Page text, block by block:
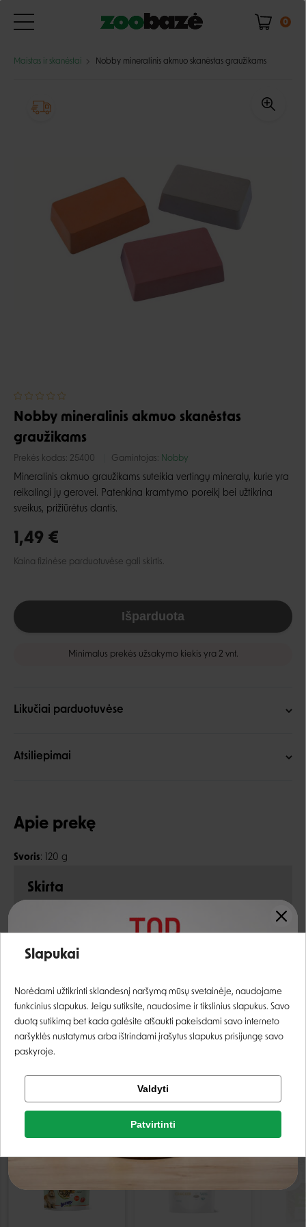
0
Maistas ir skanėstai Nobby mineralinis akmuo skanėstas graužikams
Nobby mineralinis akmuo skanėstas
graužikams
Prekės kodas: 25400 Gamintojas: Nobby
Mineralinis akmuo graužikams suteikia vertingų mineralų, kurie yra
reikalingi jų gerovei. Patenkina kramtymo poreikį bei užtikrina
sveikus, prižiūrėtus dantis.
1,49 €
Kaina fizinėse parduotuvėse gali skirtis.
Išparduota
Minimalus prekės užsakymo kiekis yra 2 vnt.
Likučiai parduotuvėse
Atsiliepimai
Rašyti atsiliepimą
Apie prekę
Svoris: 120 g
Skirta
Graužiko rūšis
ŽIURKĖNAI
Graužikų pašaro
PANAŠIOS PREKĖS
Rašyti atsiliepimą
Registruotis
Facebook
Negalite prisijungti prie paskyros?
Slapukai
Norėdami užtikrinti sklandesnį naršymą mūsų svetainėje, naudojame
funkcinius slapukus. Jeigu sutiksite, naudosime ir tikslinius slapukus. Savo
duotą sutikimą bet kada galėsite atšaukti pakeisdami savo interneto
naršyklės nustatymus arba ištrindami įrašytus slapukus prisijungę savo
paskyroje.
Valdyti
Patvirtinti